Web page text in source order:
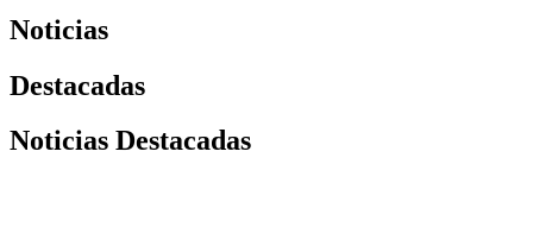
Noticias
Destacadas
Noticias Destacadas